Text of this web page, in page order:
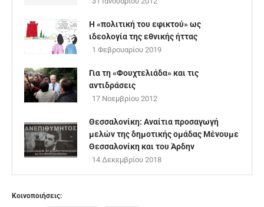
Η «πολιτική του εφικτού» ως
ιδεολογία της εθνικής ήττας
1 Φεβρουαρίου 2019
Για τη «Φουχτελιάδα» και τις
αντιδράσεις
17 Νοεμβρίου 2012
Θεσσαλονίκη: Αναίτια προσαγωγή
μελών της δημοτικής ομάδας Μένουμε
Θεσσαλονίκη και του Άρδην
14 Δεκεμβρίου 2018
Κοινοποιήσεις: